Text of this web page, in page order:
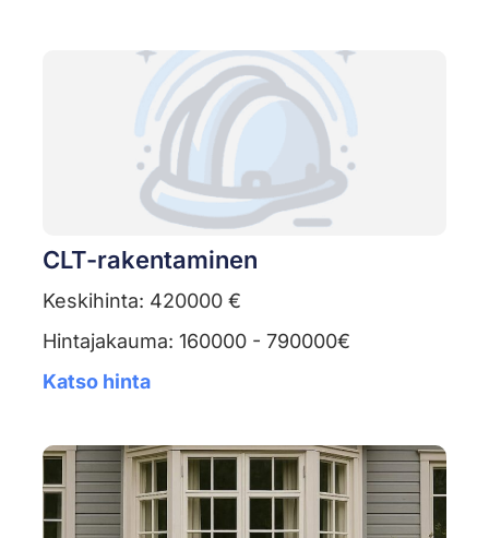
CLT-rakentaminen
Keskihinta: 420000 €
Hintajakauma: 160000 - 790000€
Katso hinta